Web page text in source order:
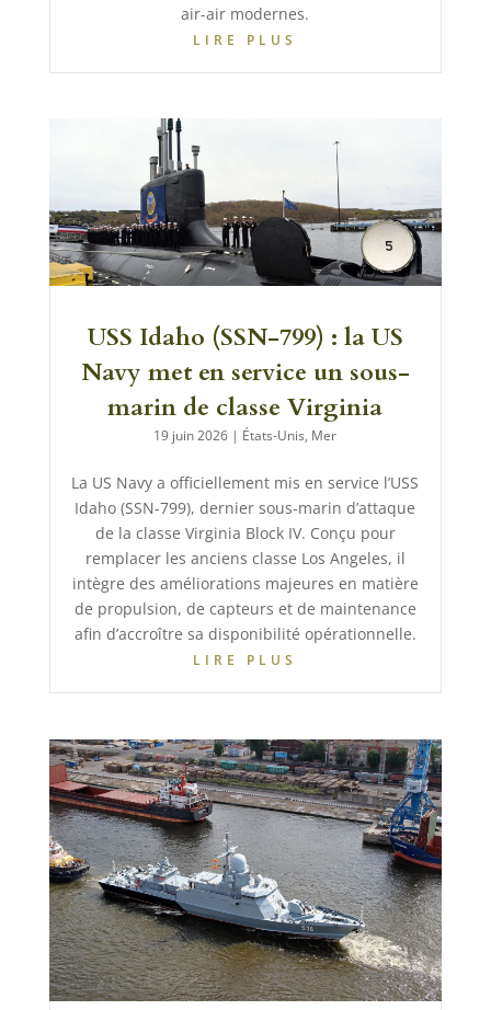
air-air modernes.
LIRE PLUS
USS Idaho (SSN-799) : la US
Navy met en service un sous-
marin de classe Virginia
19 juin 2026 | États-Unis, Mer
La US Navy a officiellement mis en service l’USS
Idaho (SSN-799), dernier sous-marin d’attaque
de la classe Virginia Block IV. Conçu pour
remplacer les anciens classe Los Angeles, il
intègre des améliorations majeures en matière
de propulsion, de capteurs et de maintenance
afin d’accroître sa disponibilité opérationnelle.
LIRE PLUS